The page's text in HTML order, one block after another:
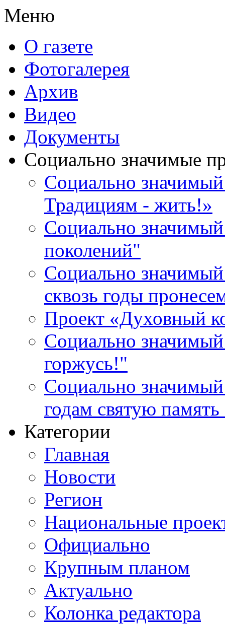
Меню
О газете
Фотогалерея
Архив
Видео
Документы
Социально значимые
Социально
Традициям - жить!»
Социально значимый
поколений"
Социально
сквозь годы
Проект «Духовный
Социально
горжусь!"
Социально
годам святую
Категории
Главная
Новости
Регион
Национальные
Официально
Крупным планом
Актуально
Колонка редактора